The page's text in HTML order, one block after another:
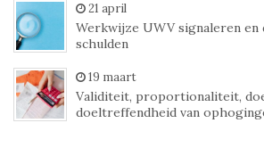
21 april
Werkwijze UWV signaleren
schulden
19 maart
Validiteit, proportionaliteit,
doeltreffendheid van